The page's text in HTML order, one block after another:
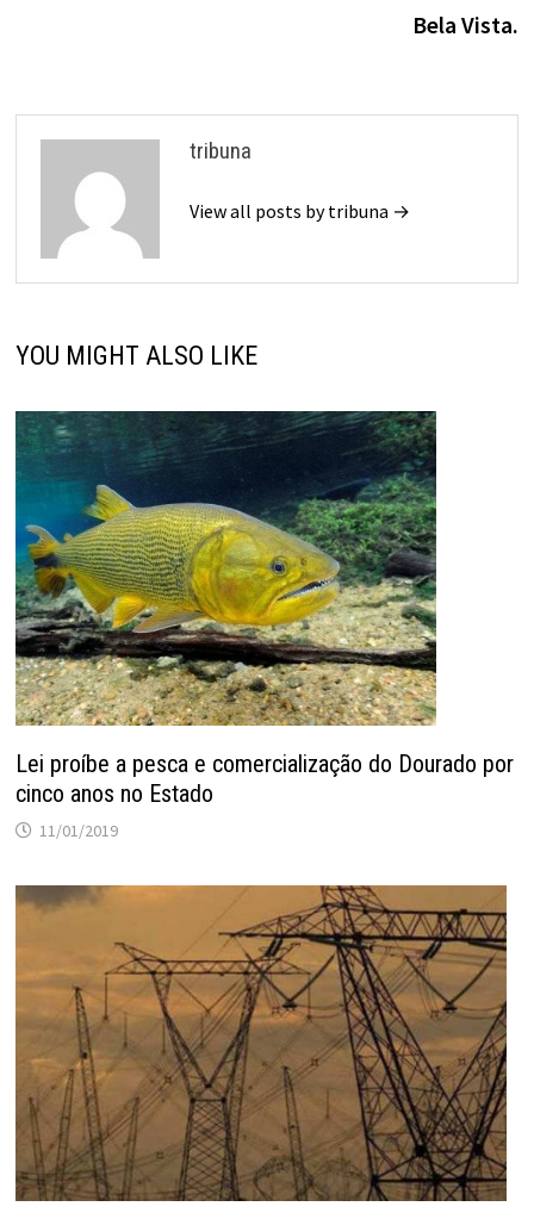
Bela Vista.
tribuna
View all posts by tribuna →
YOU MIGHT ALSO LIKE
Lei proíbe a pesca e comercialização do Dourado por
cinco anos no Estado
11/01/2019